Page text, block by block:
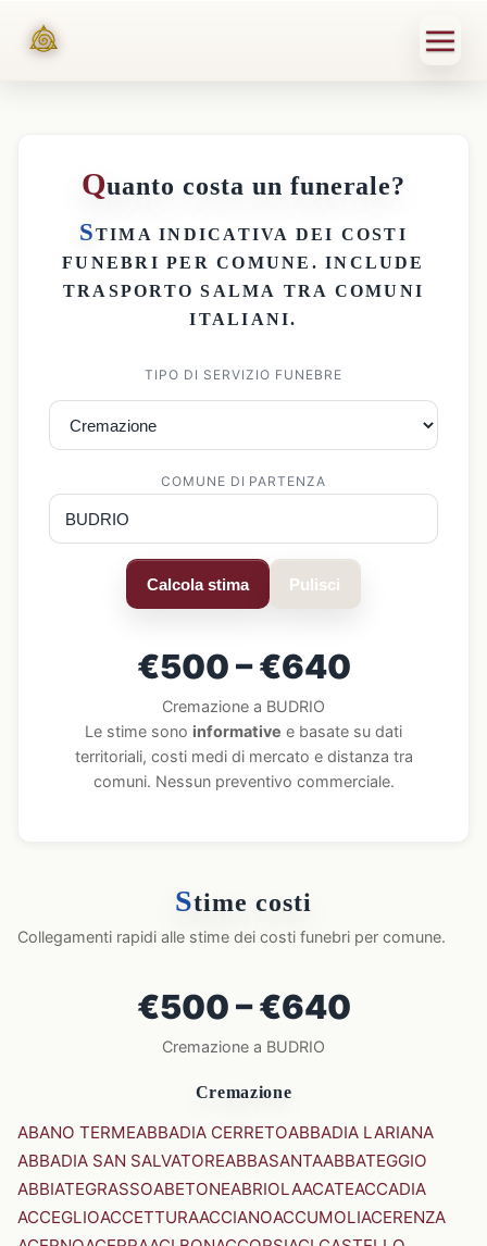
Quanto costa un funerale?
STIMA INDICATIVA DEI COSTI
FUNEBRI PER COMUNE . INCLUDE
TRASPORTO SALMA TRA COMUNI
ITALIANI.
TIPO DI SERVIZIO FUNEBRE
COMUNE DI PARTENZA
Calcola stima Pulisci
€500 – €640
Cremazione a BUDRIO
Le stime sono informative e basate su dati
territoriali, costi medi di mercato e distanza tra
comuni. Nessun preventivo commerciale.
Stime costi
Collegamenti rapidi alle stime dei costi funebri per comune.
€500 – €640
Cremazione a BUDRIO
Cremazione
ABANO TERMEABBADIA CERRETOABBADIA LARIANA
ABBADIA SAN SALVATOREABBASANTAABBATEGGIO
ABBIATEGRASSOABETONEABRIOLAACATEACCADIA
ACCEGLIOACCETTURAACCIANOACCUMOLIACERENZA